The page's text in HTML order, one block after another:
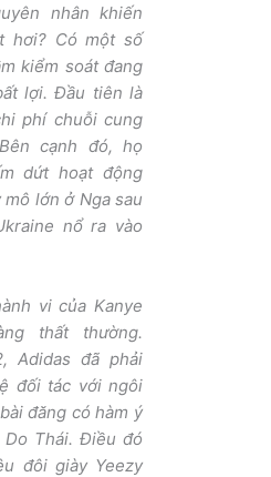
nhân khiến
hơi? Có một số
kiểm soát đang
lợi. Đầu tiên là
phí chuỗi cung
cạnh đó, họ
dứt hoạt động
lớn ở Nga sau
nổ ra vào
vi của Kanye
thất thường.
Adidas đã phải
đối tác với ngôi
đăng có hàm ý
Thái. Điều đó
đôi giày Yeezy